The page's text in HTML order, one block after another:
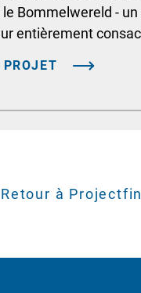
Bommelwereld -
entièrement
Retour à